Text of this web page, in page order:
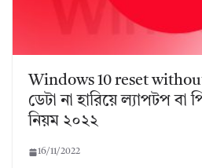
Windows 10 reset
ডেটা না হারিয়ে ল্যাপটপ বা
নিয়ম ২০২২
16/11/2022